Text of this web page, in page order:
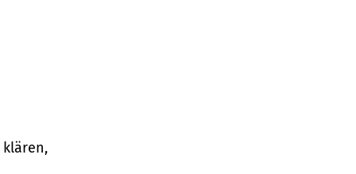
klären,